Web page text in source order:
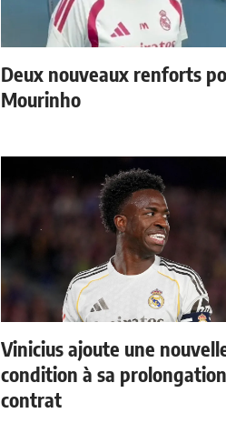
Deux nouveaux renforts
Mourinho
Vinicius ajoute une
condition à sa
contrat